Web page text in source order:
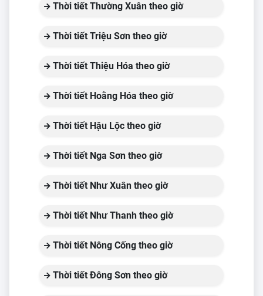
Thời tiết Thường Xuân theo giờ
Thời tiết Triệu Sơn theo giờ
Thời tiết Thiệu Hóa theo giờ
Thời tiết Hoằng Hóa theo giờ
Thời tiết Hậu Lộc theo giờ
Thời tiết Nga Sơn theo giờ
Thời tiết Như Xuân theo giờ
Thời tiết Như Thanh theo giờ
Thời tiết Nông Cống theo giờ
Thời tiết Đông Sơn theo giờ